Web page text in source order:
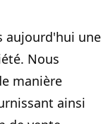
aujourd'hui une
Nous
manière
ainsi